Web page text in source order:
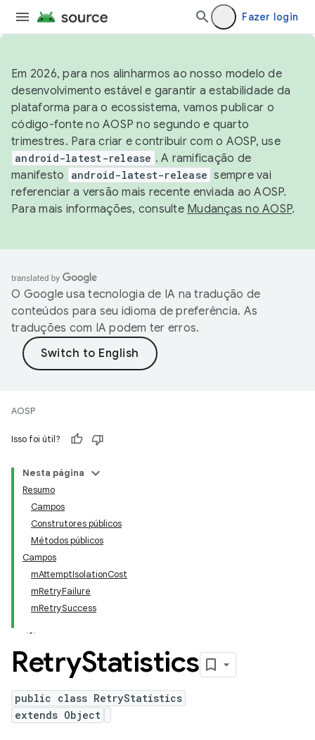
Fazer login
Em 2026, para nos alinharmos ao nosso modelo de
desenvolvimento estável e garantir a estabilidade da
plataforma para o ecossistema, vamos publicar o
código-fonte no AOSP no segundo e quarto
trimestres. Para criar e contribuir com o AOSP, use
android-latest-release . A ramificação de
manifesto
android-latest-release sempre vai
referenciar a versão mais recente enviada ao AOSP.
Para mais informações, consulte Mudanças no AOSP.
O Google usa tecnologia de IA na tradução de
conteúdos para seu idioma de preferência. As
traduções com IA podem ter erros.
AOSP
Isso foi útil?
Nesta página
Resumo
Campos
Construtores públicos
Métodos públicos
Campos
mAttemptIsolationCost
mRetryFailure
mRetrySuccess
RetryStatistics
public class RetryStatistics
extends Object